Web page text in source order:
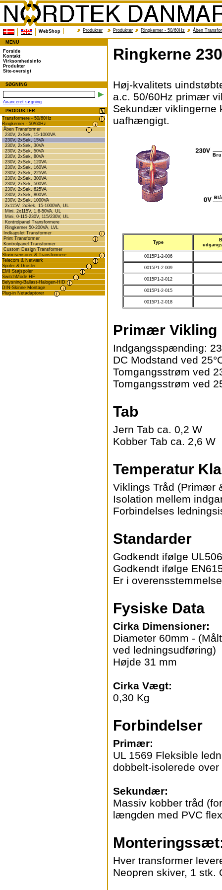
WebShop Produkter Produkter Ringkerner - 50/60Hz Åben
MENU
Forside
Kontakt
Virksomhedsinfo
Produkter
Site-oversigt
SØGNING
Avanceret søgning
PRODUKTER
Transformere - 50/60Hz
Ringkerner - 50/60Hz
Åben Transformer
230V, 2xSek, 15-1000VA
230V, 2xSek, 15VA
230V, 2xSek, 30VA
230V, 2xSek, 50VA
230V, 2xSek, 80VA
230V, 2xSek, 120VA
230V, 2xSek, 160VA
230V, 2xSek, 225VA
230V, 2xSek, 300VA
230V, 2xSek, 500VA
230V, 2xSek, 625VA
230V, 2xSek, 800VA
230V, 2xSek, 1000VA
2x115V, 2xSek, 15-1000VA, UL
Mini, 2x115V, 1.6-50VA, UL
Mini, 0-115-230V, 115/230V, UL
Kontrolpanel Transformere
Ringkerner 50-200VA, LVL
Indkapslet Transformer
Print Transformer
Kontrolpanel Transformer
Custom Design Transformer
Strømsensorer & Transformere
Telecom & Netværk
Spoler & Drosler
EMI Støjspoler
SwitchMode HF
Belysning-Ballast-Halogen-HID
DIN-Skinne Montage
Plug-in Netadaptorer
Ringkerne
Høj-kvalitets
a.c. 50/60Hz primær
Sekundær viklingerne
uafhængigt.
Type
0015P1-2-006
0015P1-2-009
0015P1-2-012
0015P1-2-015
0015P1-2-018
Primær Vikling
Indgangsspænding:
DC Modstand ved
Tomgangsstrøm ved
Tomgangsstrøm ved
Tab
Jern Tab ca. 0,2 W
Kobber Tab ca. 2,6 W
Temperatur
Viklings Tråd (Primær
Isolation mellem
Forbindelses
Standarder
Godkendt ifølge
Godkendt ifølge
Er i
Fysiske Data
Cirka Dimensioner:
Diameter 60mm -
ved ledningsudføring)
Højde 31 mm
Cirka Vægt:
0,30 Kg
Forbindelser
Primær:
UL 1569 Fleksible
dobbelt-isolerede
Sekundær:
Massiv kobber tråd
længden med PVC
Hver transformer
Neopren skiver, 1